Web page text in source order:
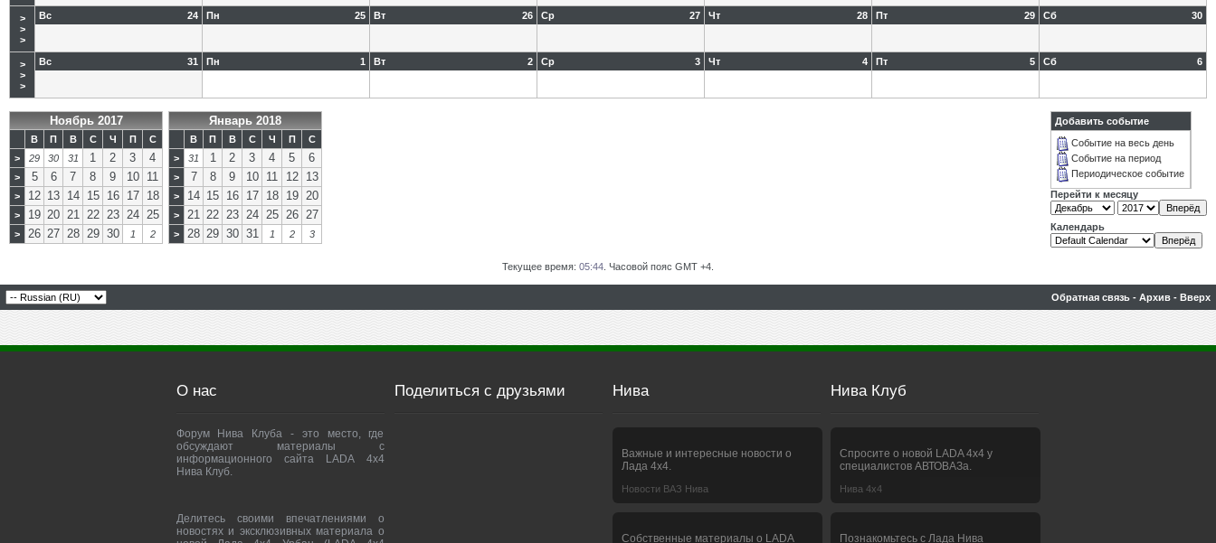
>
>
>
24
Вс 25
Пн 26
Вт 27
Ср 28
Чт 29
Пт 30
Сб
>
>
>
31
Вс 1
Пн 2
Вт 3
Ср 4
Чт 5
Пт 6
Сб
Ноябрь 2017
В П В С Ч П
С
>
29 30 31 1 2 3 4
> 5 6 7 8 9 10 11
> 12 13 14 15 16 17 18
> 19 20 21 22 23 24 25
> 26 27 28 29 30 1 2
Январь 2018
В П В С Ч П
С
>
31 1 2 3 4 5 6
> 7 8 9 10 11 12 13
> 14 15 16 17 18 19 20
> 21 22 23 24 25 26 27
> 28 29 30 31 1 2 3
Добавить событие
Событие на весь день
Событие на период
Периодическое событие
Перейти к месяцу
Календарь
Текущее время: 05:44 . Часовой пояс GMT +4.
Обратная связь - Архив - Вверх
О нас
Форум Нива Клуба - это место, где
обсуждают материалы с
информационного сайта LADA 4x4
Нива Клуб.
Делитесь своими впечатлениями о
новостях и эксклюзивных материала о
Поделиться с друзьями Нива
Важные и интересные новости о
Лада 4х4.
Новости ВАЗ Нива
Собственные материалы о LADA
Нива Клуб
Спросите о новой LADA 4x4 у
специалистов АВТОВАЗа.
Нива 4х4
Познакомьтесь с Лада Нива